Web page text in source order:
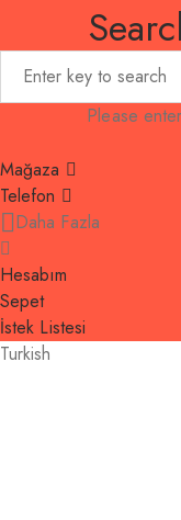
Please
Mağaza
Telefon
Daha Fazla
Hesabım
Sepet
İstek Listesi
Turkish